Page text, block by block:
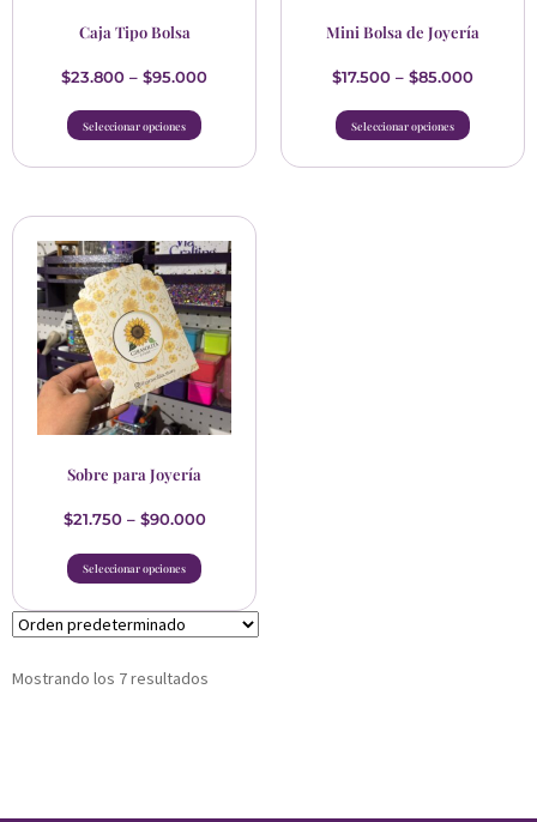
Caja Tipo Bolsa
$23.800 – $95.000
Seleccionar opciones
Mini Bolsa de Joyería
$17.500 – $85.000
Seleccionar opciones
Sobre para Joyería
$21.750– $90.000
Seleccionar opciones
Mostrando los 7 resultados